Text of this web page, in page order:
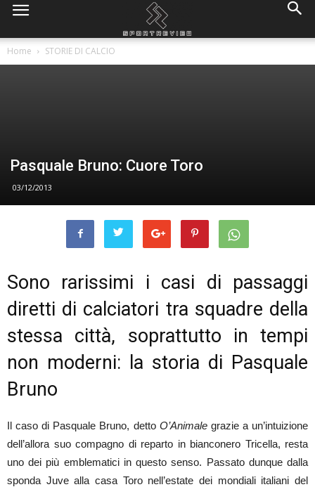
Home STORIE DI CALCIO
Pasquale Bruno: Cuore Toro
03/12/2013
Sono rarissimi i casi di passaggi
diretti di calciatori tra squadre della
stessa città, soprattutto in tempi
non moderni: la storia di Pasquale
Bruno
Il caso di Pasquale Bruno, detto O’Animalegrazie a un’intuizione
dell’allora suo compagno di reparto in bianconero Tricella, resta
uno dei più emblematici in questo senso. Passato dunque dalla
sponda Juve alla casa Toro nell’estate dei mondiali italiani del